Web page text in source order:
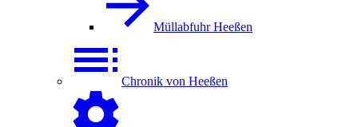
Müllabfuhr Heeßen
Chronik von Heeßen